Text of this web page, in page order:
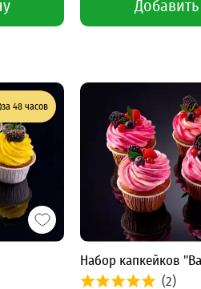
за 48 часов
Набор капкейков
(2)